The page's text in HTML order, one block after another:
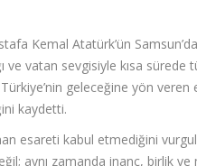
Kemal Atatürk’ün Samsun’da
vatan sevgisiyle kısa sürede
geleceğine yön veren
kaydetti.
esareti kabul etmediğini
aynı zamanda inanç, birlik